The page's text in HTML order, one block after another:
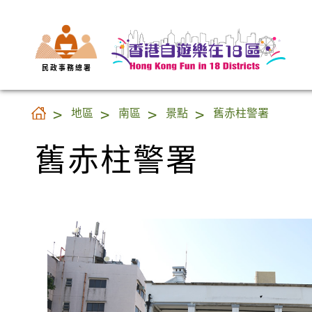
民 政 事 務 總 署
舊赤柱警署
地區 南區 景點 舊赤柱警署
舊赤柱警署